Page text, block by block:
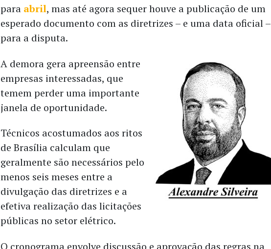
para abril, mas até agora sequer houve a publicação de um
esperado documento com as diretrizes – e uma data oficial –
para a disputa.
A demora gera apreensão entre
empresas interessadas, que
temem perder uma importante
janela de oportunidade.
Técnicos acostumados aos ritos
de Brasília calculam que
geralmente são necessários pelo
menos seis meses entre a
divulgação das diretrizes e a
efetiva realização das licitações
públicas no setor elétrico.
O cronograma envolve discussão e aprovação das regras na